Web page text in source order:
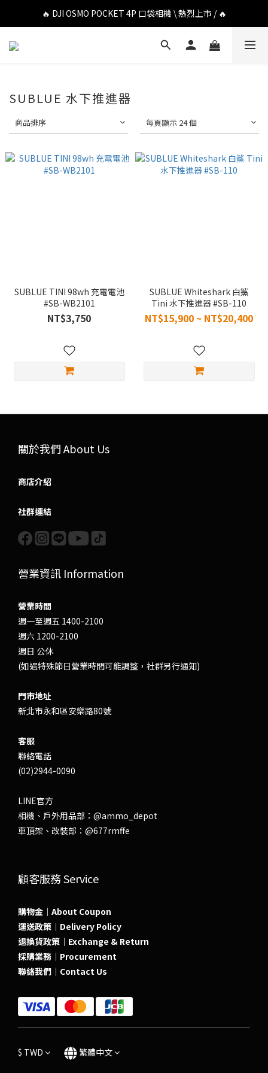
🔥 DJI OSMO POCKET 4P 口袋相機 \ 熱烈上市 / 🔥
🔥 DJI OSMO POCKET 4P 口袋相機 \ 熱烈上市 / 🔥
🔥 Insta360 Luna Ultra 雲台相機 \ 熱烈上市 / 🔥
🔥 DJI OSMO POCKET 4P 口袋相機 \ 熱烈上市 / 🔥
SUBLUE 水下推進器
商品排序 每頁顯示 24 個
SUBLUE TINI 98wh 充電電池
#SB-WB2101
NT$3,750
SUBLUE Whiteshark 白鯊
Tini 水下推進器 #SB-110
NT$15,900 ~ NT$20,400
關於我們 About Us
商店介紹
社群連結
營業資訊 Information
營業時間
週一至週五 1400-2100
週六 1200-2100
週日 公休
(如遇特殊節日營業時間可能調整，社群另行通知)
門市地址
新北市永和區安樂路80號
客服
聯絡電話
(02)2944-0090
LINE官方
相機、戶外用品部： @ammo_depot
車頂架、改裝部： @677rmffe
顧客服務 Service
購物金｜About Coupon
運送政策｜Delivery Policy
退換貨政策｜Exchange & Return
採購業務｜Procurement
聯絡我們｜Contact Us
$ TWD 繁體中文